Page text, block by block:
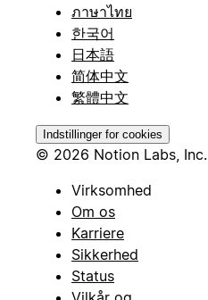
ภาษาไทย
한국어
日本語
简体中文
繁體中文
Indstillinger for cookies
© 2026 Notion Labs, Inc.
Virksomhed
Om os
Karriere
Sikkerhed
Status